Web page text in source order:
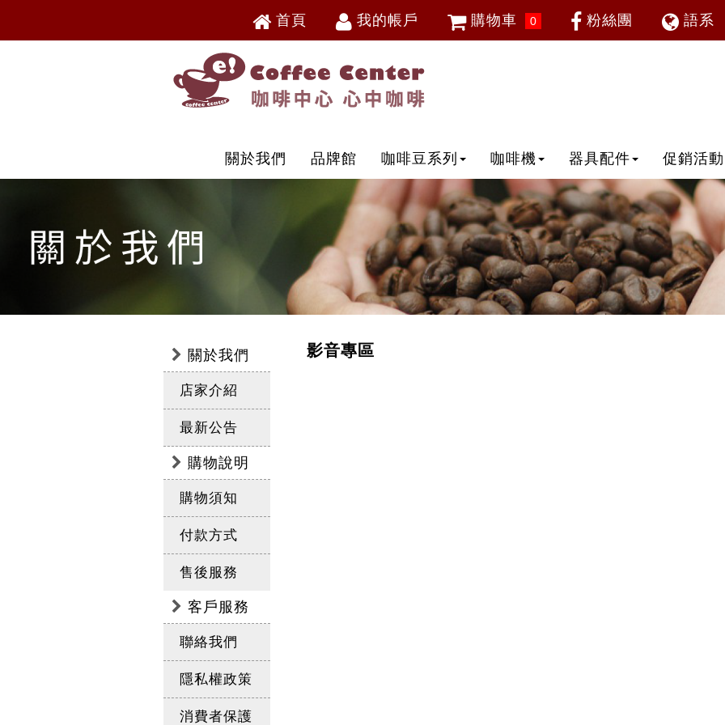
首頁 我的帳戶
忘記密碼
加入會員
VIP申請
購物車 0 粉絲團 語系
關於我們 品牌館 咖啡豆系列 咖啡機 器具配件 促銷活動
關於我們
店家介紹
最新公告
購物說明
購物須知
付款方式
售後服務
客戶服務
聯絡我們
隱私權政策
消費者保護
影音專區